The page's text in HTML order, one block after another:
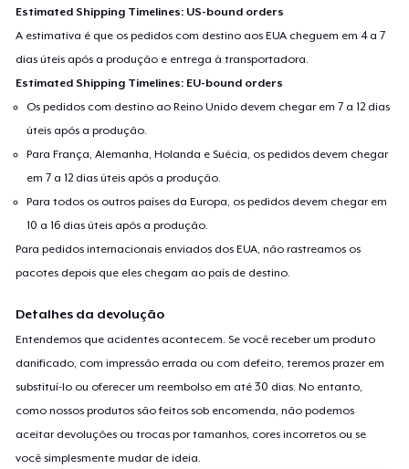
Estimated Shipping Timelines: US-bound orders
A estimativa é que os pedidos com destino aos EUA cheguem em 4 a 7
dias úteis após a produção e entrega à transportadora.
Estimated Shipping Timelines: EU-bound orders
Os pedidos com destino ao Reino Unido devem chegar em 7 a 12 dias
úteis após a produção.
Para França, Alemanha, Holanda e Suécia, os pedidos devem chegar
em 7 a 12 dias úteis após a produção.
Para todos os outros países da Europa, os pedidos devem chegar em
10 a 16 dias úteis após a produção.
Para pedidos internacionais enviados dos EUA, não rastreamos os
pacotes depois que eles chegam ao país de destino.
Detalhes da devolução
Entendemos que acidentes acontecem. Se você receber um produto
danificado, com impressão errada ou com defeito, teremos prazer em
substituí-lo ou oferecer um reembolso em até 30 dias. No entanto,
como nossos produtos são feitos sob encomenda, não podemos
aceitar devoluções ou trocas por tamanhos, cores incorretos ou se
você simplesmente mudar de ideia.